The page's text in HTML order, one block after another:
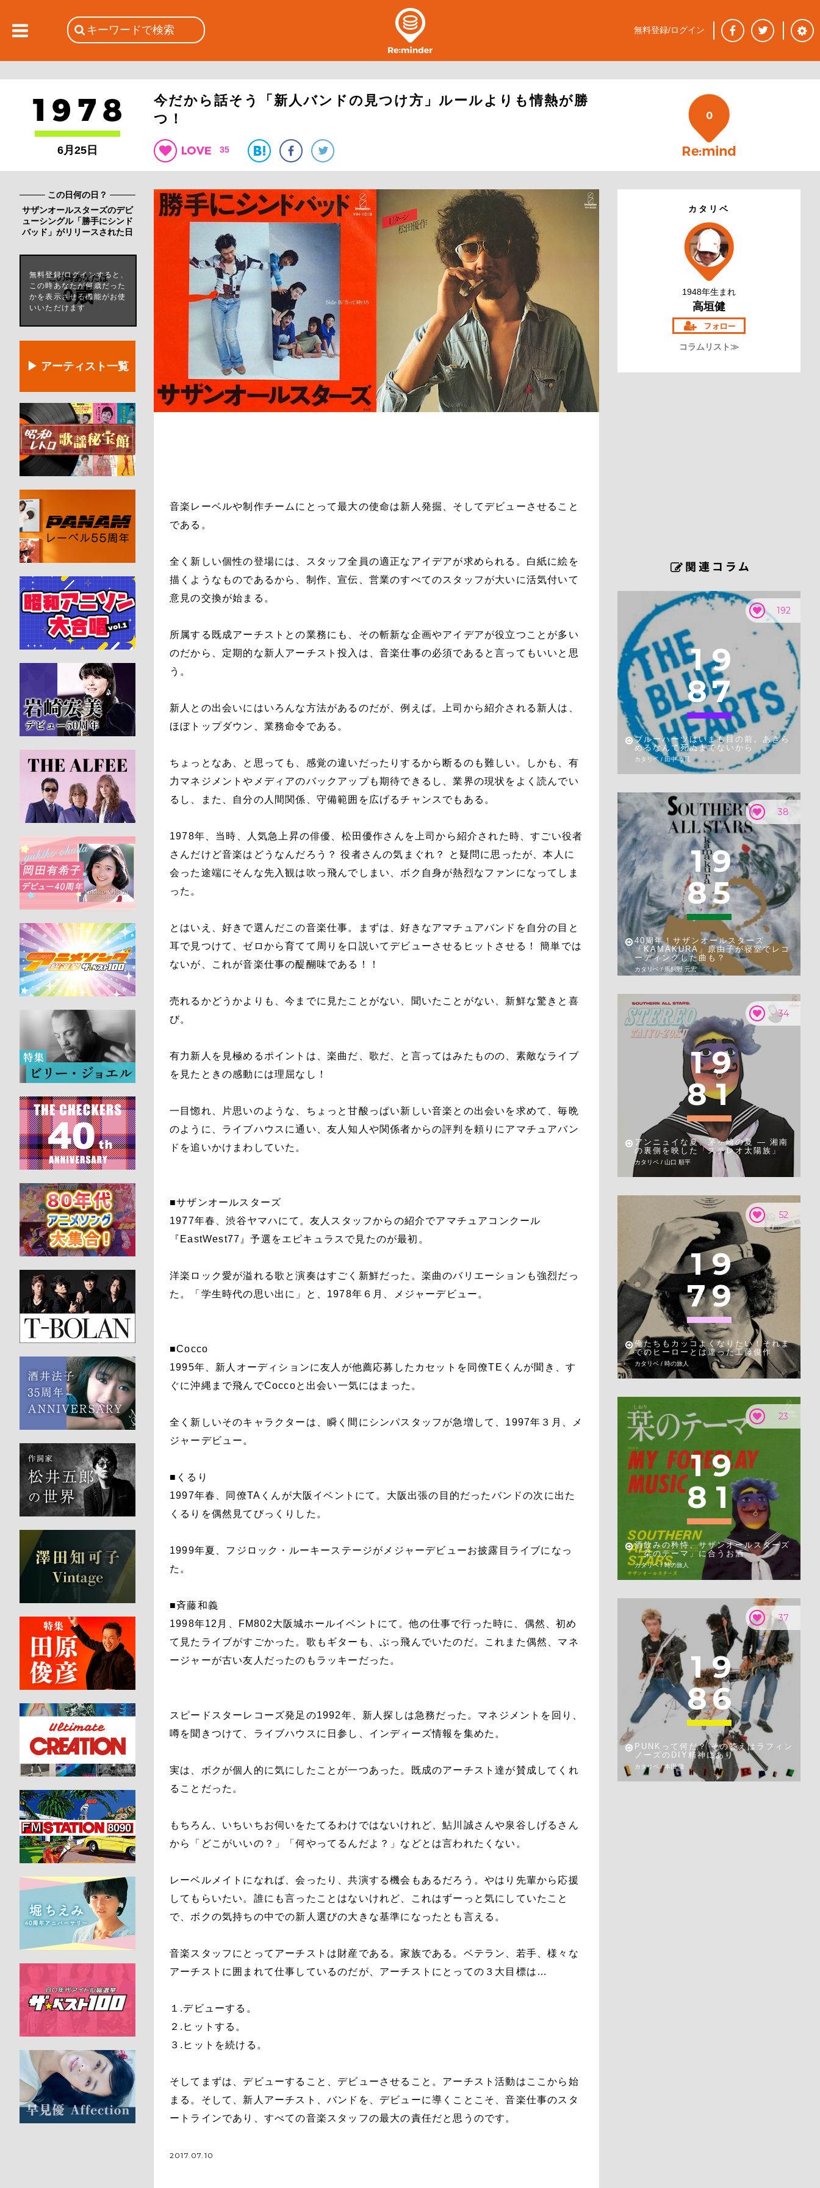
6月25日
今だから話そう「新人バンドの見つけ方」ルールよりも情熱が勝
つ！
35
0
この日何の日？
サザンオールスターズのデビ
ューシングル「勝手にシンド
バッド」がリリースされた日
この時あなたは
0歳
無料登録/ログインすると、
この時あなたが何歳だった
かを表示させる機能がお使
いいただけます
▶ アーティスト一覧
音楽レーベルや制作チームにとって最大の使命は新人発掘、そしてデビューさせること
である。
全く新しい個性の登場には、スタッフ全員の適正なアイデアが求められる。白紙に絵を
描くようなものであるから、制作、宣伝、営業のすべてのスタッフが大いに活気付いて
意見の交換が始まる。
所属する既成アーチストとの業務にも、その斬新な企画やアイデアが役立つことが多い
のだから、定期的な新人アーチスト投入は、音楽仕事の必須であると言ってもいいと思
う。
新人との出会いにはいろんな方法があるのだが、例えば。上司から紹介される新人は、
ほぼトップダウン、業務命令である。
ちょっとなあ、と思っても、感覚の違いだったりするから断るのも難しい。しかも、有
力マネジメントやメディアのバックアップも期待できるし、業界の現状をよく読んでい
るし、また、自分の人間関係、守備範囲を広げるチャンスでもある。
1978年、当時、人気急上昇の俳優、松田優作さんを上司から紹介された時、すごい役者
さんだけど音楽はどうなんだろう？ 役者さんの気まぐれ？ と疑問に思ったが、本人に
会った途端にそんな先入観は吹っ飛んでしまい、ボク自身が熱烈なファンになってしま
った。
とはいえ、好きで選んだこの音楽仕事。まずは、好きなアマチュアバンドを自分の目と
耳で見つけて、ゼロから育てて周りを口説いてデビューさせるヒットさせる！ 簡単では
ないが、これが音楽仕事の醍醐味である！！
売れるかどうかよりも、今までに見たことがない、聞いたことがない、新鮮な驚きと喜
び。
有力新人を見極めるポイントは、楽曲だ、歌だ、と言ってはみたものの、素敵なライブ
を見たときの感動には理屈なし！
一目惚れ、片思いのような、ちょっと甘酸っぱい新しい音楽との出会いを求めて、毎晩
のように、ライブハウスに通い、友人知人や関係者からの評判を頼りにアマチュアバン
ドを追いかけまわしていた。
■サザンオールスターズ
1977年春、渋谷ヤマハにて。友人スタッフからの紹介でアマチュアコンクール
『EastWest77』予選をエピキュラスで見たのが最初。
洋楽ロック愛が溢れる歌と演奏はすごく新鮮だった。楽曲のバリエーションも強烈だっ
た。「学生時代の思い出に」と、1978年６月、メジャーデビュー。
■Cocco
1995年、新人オーディションに友人が他薦応募したカセットを同僚TEくんが聞き、す
ぐに沖縄まで飛んでCoccoと出会い一気にはまった。
全く新しいそのキャラクターは、瞬く間にシンパスタッフが急増して、1997年３月、メ
ジャーデビュー。
■くるり
1997年春、同僚TAくんが大阪イベントにて。大阪出張の目的だったバンドの次に出た
くるりを偶然見てびっくりした。
1999年夏、フジロック・ルーキーステージがメジャーデビューお披露目ライブになっ
た。
■斉藤和義
1998年12月、FM802大阪城ホールイベントにて。他の仕事で行った時に、偶然、初め
て見たライブがすごかった。歌もギターも、ぶっ飛んでいたのだ。これまた偶然、マネ
ージャーが古い友人だったのもラッキーだった。
スピードスターレコーズ発足の1992年、新人探しは急務だった。マネジメントを回り、
噂を聞きつけて、ライブハウスに日参し、インディーズ情報を集めた。
実は、ボクが個人的に気にしたことが一つあった。既成のアーチスト達が賛成してくれ
ることだった。
もちろん、いちいちお伺いをたてるわけではないけれど、鮎川誠さんや泉谷しげるさん
から「どこがいいの？」「何やってるんだよ？」などとは言われたくない。
レーベルメイトになれば、会ったり、共演する機会もあるだろう。やはり先輩から応援
してもらいたい。誰にも言ったことはないけれど、これはずーっと気にしていたこと
で、ボクの気持ちの中での新人選びの大きな基準になったとも言える。
音楽スタッフにとってアーチストは財産である。家族である。ベテラン、若手、様々な
アーチストに囲まれて仕事しているのだが、アーチストにとっての３大目標は…
１.デビューする。
２.ヒットする。
３.ヒットを続ける。
そしてまずは、デビューすること、デビューさせること。アーチスト活動はここから始
まる。そして、新人アーチスト、バンドを、デビューに導くことこそ、音楽仕事のスタ
ートラインであり、すべての音楽スタッフの最大の責任だと思うのです。
2017.07.10
カタリベ
1948年生まれ
高垣健
コラムリスト≫
192
1 9
87
ブルーハーツはいまも目の前。あきら
めるなんて死ぬまでないから
カタリベ / 田中 泰延
38
1 9
85
40周年！サザンオールスターズ
「KAMAKURA」原由子が寝室でレコ
ーディングした曲も？
カタリベ / 馬飼野 元宏
34
1 9
8 1
アンニュイな夏、茅ヶ崎の夏 — 湘南
の裏側を映した「ステレオ太陽族」
カタリベ / 山口 順平
52
1 9
79
俺たちもカッコよくなりたい！それま
でのヒーローとは違った工藤俊作
カタリベ / 時の旅人
23
1 9
8 1
酒飲みの矜恃、サザンオールスターズ
「栞のテーマ」に合うお酒
カタリベ / 時の旅人
37
1 9
86
PUNKって何だ？ その答えはラフィン
ノーズのDIY精神にあり
カタリベ / 本田 隆
無料登録/ログイン